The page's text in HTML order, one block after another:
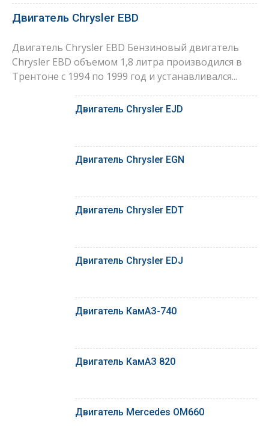
Двигатель Chrysler EBD
Двигатель Chrysler EBD Бензиновый двигатель
Chrysler EBD объемом 1,8 литра производился в
Трентоне с 1994 по 1999 год и устанавливался...
Двигатель Chrysler EJD
Двигатель Chrysler EGN
Двигатель Chrysler EDT
Двигатель Chrysler EDJ
Двигатель КамАЗ-740
Двигатель КамАЗ 820
Двигатель Mercedes OM660